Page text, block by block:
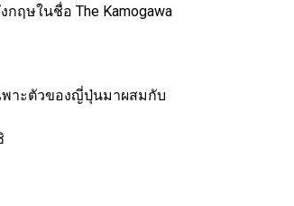
ฤษในชื่อ The Kamogawa
พาะตัวของญี่ปุ่นมาผสมกับ